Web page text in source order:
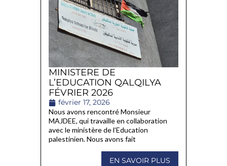
MINISTERE DE
L’EDUCATION QALQILYA
FÉVRIER 2026
février 17, 2026
Nous avons rencontré Monsieur
MAJDEE, qui travaille en collaboration
avec le ministère de l’Education
palestinien. Nous avons fait
EN SAVOIR PLUS